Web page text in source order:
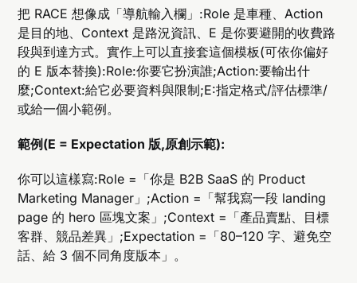
把 RACE 想像成「導航輸入欄」:Role 是車種、Action
是目的地、Context 是路況資訊、E 是你要避開的收費路
段與到達方式。實作上可以直接套這個模板(可依你偏好
的 E 版本替換):Role:你要它扮演誰;Action:要輸出什
麼;Context:給它必要資料與限制;E:指定格式/評估標準/
或給一個小範例。
範例(E = Expectation 版,原創示範):
你可以這樣寫:Role =「你是 B2B SaaS 的 Product
Marketing Manager」;Action =「幫我寫一段 landing
page 的 hero 區塊文案」;Context =「產品賣點、目標
客群、競品差異」;Expectation =「80–120 字、避免空
話、給 3 個不同角度版本」。